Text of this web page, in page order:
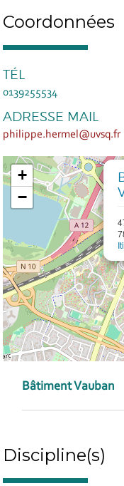
Coordonnées
TÉL
0139255534
ADRESSE MAIL
philippe.hermel@uvsq.fr
+
−
Bâtiment Vauban
Discipline(s)